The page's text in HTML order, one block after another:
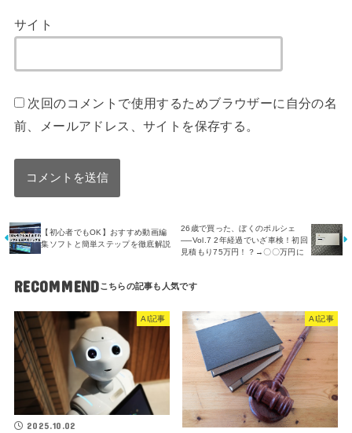
サイト
次回のコメントで使用するためブラウザーに自分の名
前、メールアドレス、サイトを保存する。
【初心者でもOK】おすすめ動画編
集ソフトと簡単ステップを徹底解説
26歳で買った、ぼくのポルシェ
──Vol.7 2年経過でいざ車検！初回
見積もり75万円！？→〇〇万円に
RECOMMEND
AI記事
2025.10.02
AI記事